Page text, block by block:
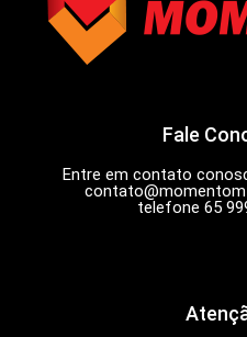
Fale
Entre em contato
telefone 65